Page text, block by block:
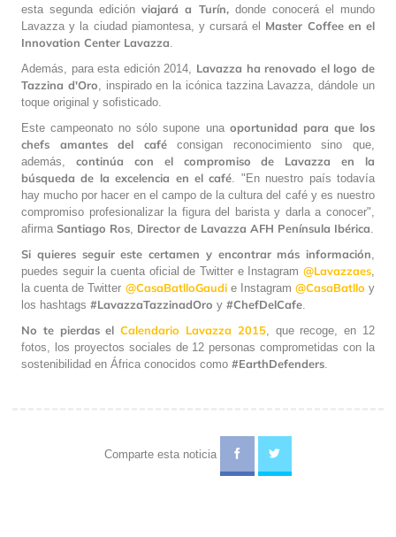
esta segunda ediciónviajará a Turín,donde conocerá el mundo
Lavazza y la ciudad piamontesa, y cursará el Master Coffee en el
Innovation Center Lavazza
Además, para esta edición 2014, Lavazza ha renovado el logo de
Tazzina d'Oro , inspirado en la icónica tazzina Lavazza, dándole un
toque original y sofisticado.
Este campeonato no sólo supone una oportunidad para que los
chefs amantes del caféconsigan reconocimiento sino que,
además,
continúa con el compromiso de Lavazza en la
búsqueda de la excelencia en el café . "En nuestro país todavía
hay mucho por hacer en el campo de la cultura del café y es nuestro
compromiso profesionalizar la figura del barista y darla a conocer",
afirma Santiago Ros Director de Lavazza AFH Península Ibérica
Si quieres seguir este certamen y encontrar más información
puedes seguir la cuenta oficial de Twitter e Instagram @Lavazzaes
la cuenta de Twitter @CasaBatlloGaudie Instagram @CasaBatllo y
los hashtags #LavazzaTazzinadOro y #ChefDelCafe
No te pierdas elCalendario Lavazza 2015, que recoge, en 12
fotos, los proyectos sociales de 12 personas comprometidas con la
sostenibilidad en África conocidos como #EarthDefenders
Comparte esta noticia